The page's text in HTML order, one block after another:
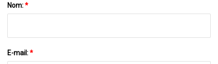
Nom:*
E-mail:*